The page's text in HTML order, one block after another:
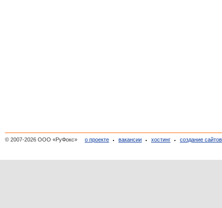
© 2007-2026 ООО «РуФокс» о проекте вакансии хостинг создание сайтов